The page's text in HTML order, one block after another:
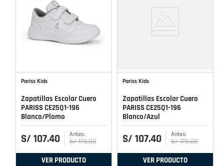
Pariss Kids
Zapatillas Escolar Cuero
PARISS CE25Q1-196
Blanco/Plomo
S/ 107.40 S/ 179.00
VER PRODUCTO
Pariss Kids
Zapatillas Escolar Cuero
PARISS CE25Q1-196
Blanco/Azul
S/ 107.40 S/ 179.00
VER PRODUCTO